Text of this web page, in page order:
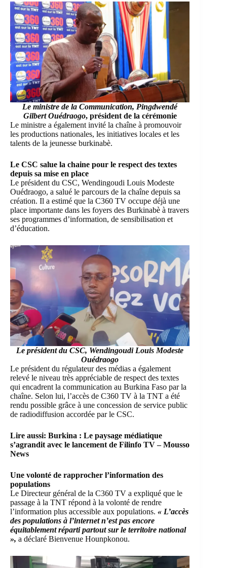
Le ministre de la Communication, Pingdwendé
Gilbert Ouédraogo, président de la cérémonie
Le ministre a également invité la chaîne à promouvoir
les productions nationales, les initiatives locales et les
talents de la jeunesse burkinabè.
Le CSC salue la chaine pour le respect des textes
depuis sa mise en place
Le président du CSC, Wendingoudi Louis Modeste
Ouédraogo, a salué le parcours de la chaîne depuis sa
création. Il a estimé que la C360 TV occupe déjà une
place importante dans les foyers des Burkinabè à travers
ses programmes d’information, de sensibilisation et
d’éducation.
Le président du CSC, Wendingoudi Louis Modeste
Ouédraogo
Le président du régulateur des médias a également
relevé le niveau très appréciable de respect des textes
qui encadrent la communication au Burkina Faso par la
chaîne. Selon lui, l’accès de C360 TV à la TNT a été
rendu possible grâce à une concession de service public
de radiodiffusion accordée par le CSC.
Lire aussi: Burkina : Le paysage médiatique
s’agrandit avec le lancement de Filinfo TV – Mousso
News
Une volonté de rapprocher l’information des
populations
Le Directeur général de la C360 TV a expliqué que le
passage à la TNT répond à la volonté de rendre
l’information plus accessible aux populations. « L’accès
des populations à l’internet n’est pas encore
équitablement réparti partout sur le territoire national
», a déclaré Bienvenue Hounpkonou.